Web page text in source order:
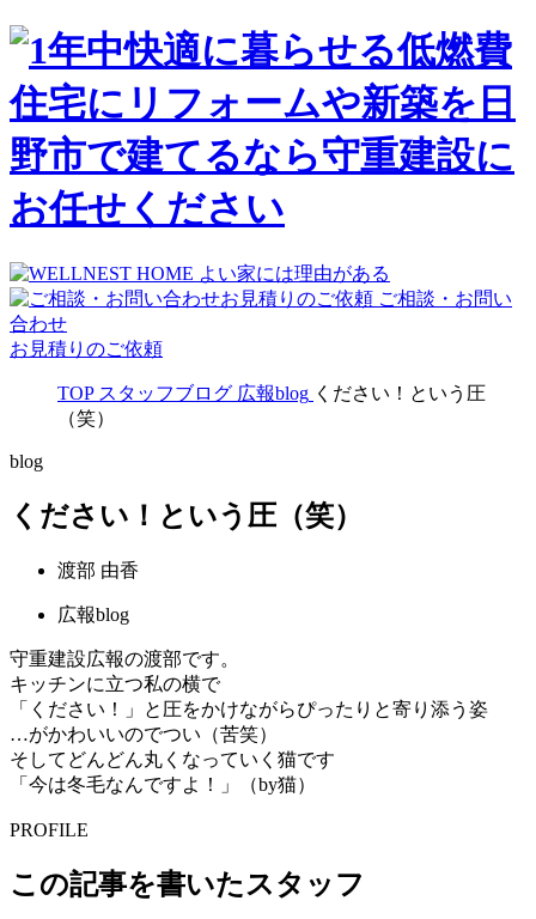
ご相談・お問い
合わせ
お見積りのご依頼
TOP スタッフブログ 広報blog ください！という圧
（笑）
blog
ください！という圧（笑）
渡部 由香
広報blog
守重建設広報の渡部です。
キッチンに立つ私の横で
「ください！」と圧をかけながらぴったりと寄り添う姿
…がかわいいのでつい（苦笑）
そしてどんどん丸くなっていく猫です
「今は冬毛なんですよ！」（by猫）
PROFILE
この記事を書いたスタッフ